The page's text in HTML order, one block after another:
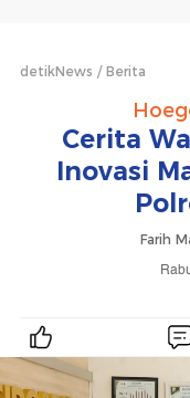
detikNews Berita
Cerita
Inovasi
Farih